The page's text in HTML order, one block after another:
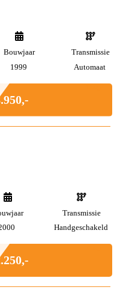
Bouwjaar
1999
Transmissie
Automaat
Transmissie
Handgeschakeld